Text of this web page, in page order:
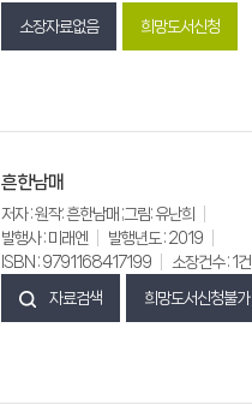
소장자료없음 희망도서신청
흔한남매
저자 : 원작: 흔한남매 ;그림: 유난희
발행사 : 미래엔
발행년도 : 2019
ISBN : 9791168417199
소장건수 : 1건
자료검색 희망도서신청불가